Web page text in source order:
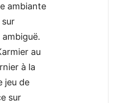
ambiante
sur
au
à la
jeu de
sur